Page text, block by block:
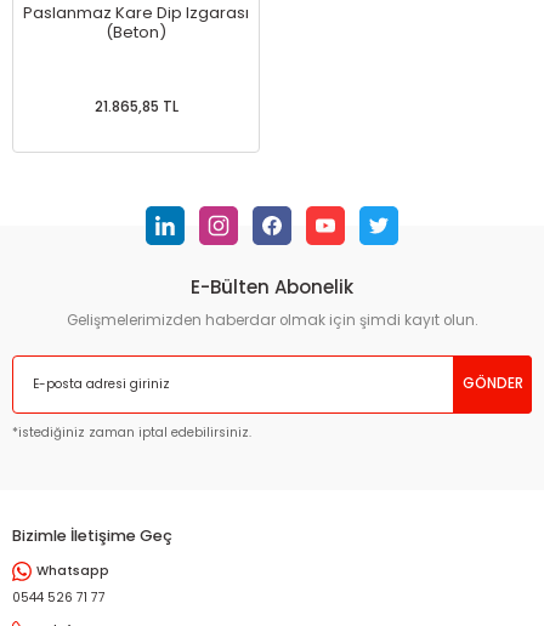
Paslanmaz Kare Dip Izgarası
(Beton)
21.865,85 TL
E-Bülten Abonelik
Gelişmelerimizden haberdar olmak için şimdi kayıt olun.
GÖNDER
*istediğiniz zaman iptal edebilirsiniz.
Bizimle İletişime Geç
Whatsapp
0544 526 71 77